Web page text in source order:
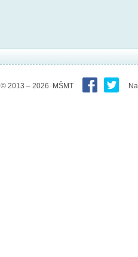
© 2013 – 2026 MŠMT